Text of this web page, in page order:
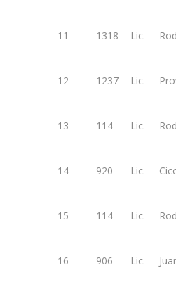
11 1318 Lic.
12 1237 Lic.
13 114 Lic.
14 920 Lic.
15 114 Lic.
16 906 Lic.